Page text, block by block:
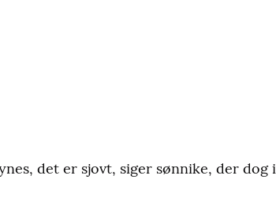
det er sjovt, siger sønnike, der dog